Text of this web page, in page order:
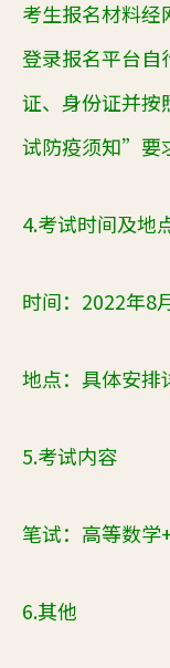
考生报名材料经
登录报名平台自
证、身份证并按
试防疫须知”要
4.考试时间及地
时间： 2022年8
地点：具体安排
5.考试内容
笔试：高等数学
6.其他